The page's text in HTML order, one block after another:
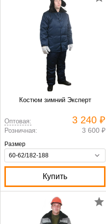
Костюм зимний Эксперт
Оптовая: 3 240 ₽
Розничная: 3 600 ₽
Размер
Купить